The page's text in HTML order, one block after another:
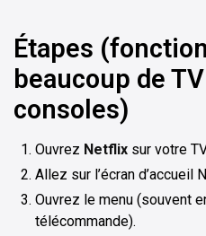
Étapes
beaucoup de
consoles)
Ouvrez Netflix sur votre
Allez sur l’écran d’accueil
Ouvrez le menu (souvent
télécommande).